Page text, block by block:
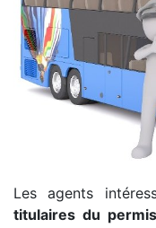
Les agents
titulaires du